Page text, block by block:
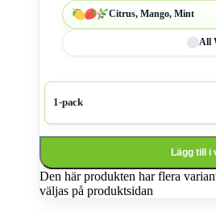
Citrus, Mango, Mint
All
1-pack
Lägg till i
Den här produkten har flera
väljas på produktsidan